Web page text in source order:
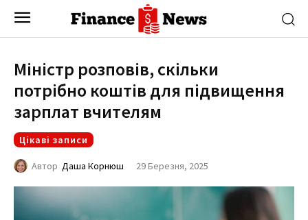
Міністр розповів, скільки
потрібно коштів для підвищення
зарплат вчителям
Цікаві записи
Автор Даша Корнюш 29 Березня, 2025